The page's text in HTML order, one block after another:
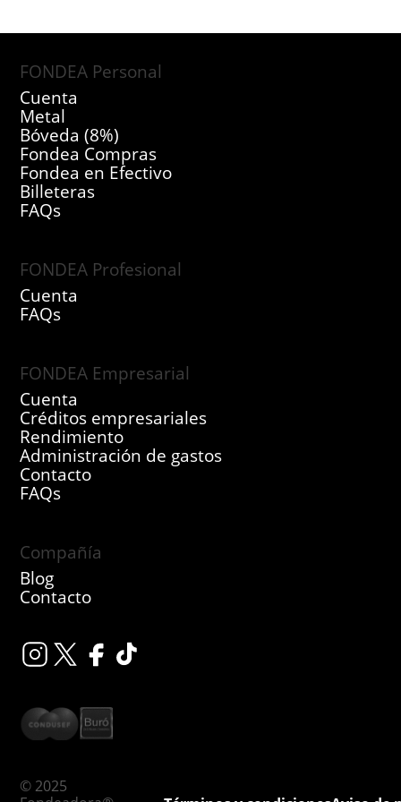
FONDEA Personal
Cuenta
Metal
Bóveda (8%)
Fondea Compras
Fondea en Efectivo
Billeteras
FAQs
FONDEA Profesional
Cuenta
FAQs
FONDEA Empresarial
Cuenta
Créditos empresariales
Rendimiento
Administración de gastos
Contacto
FAQs
Compañía
Blog
Contacto
© 2025